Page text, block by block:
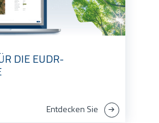
DIE EUDR-
Entdecken Sie